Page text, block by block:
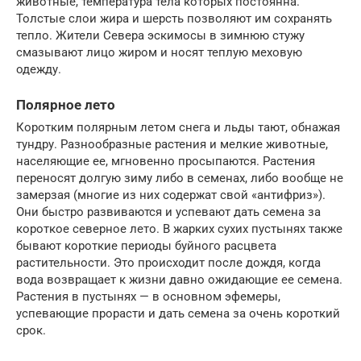
Толстые слои жира и шерсть позволяют им сохранять
тепло. Жители Севера эскимосы в зимнюю стужу
смазывают лицо жиром и носят теплую меховую
одежду.
Полярное лето
Коротким полярным летом снега и льды тают, обнажая
тундру. Разнообразные растения и мелкие животные,
населяющие ее, мгновенно просыпаются. Растения
переносят долгую зиму либо в семенах, либо вообще не
замерзая (многие из них содержат свой «антифриз»).
Они быстро развиваются и успевают дать семена за
короткое северное лето. В жарких сухих пустынях также
бывают короткие периоды буйного расцвета
растительности. Это происходит после дождя, когда
вода возвращает к жизни давно ожидающие ее семена.
Растения в пустынях — в основном эфемеры,
успевающие прорасти и дать семена за очень короткий
срок.